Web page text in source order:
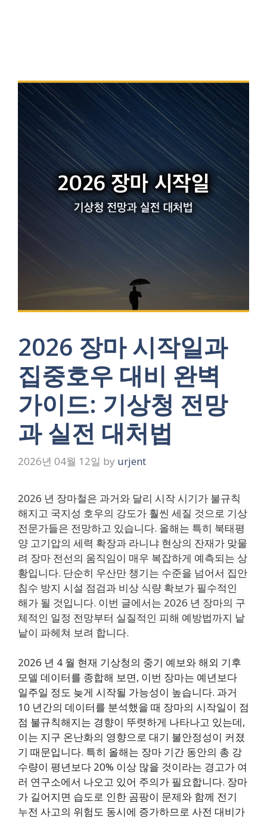
2026 장마 시작일과
집중호우 대비 완벽
가이드: 기상청 전망
과 실전 대처법
2026년 04월 12일 by urjent
2026 년 장마철은 과거와 달리 시작 시기가 불규칙
해지고 국지성 호우의 강도가 훨씬 세질 것으로 기상
전문가들은 전망하고 있습니다. 올해는 특히 북태평
양 고기압의 세력 확장과 라니냐 현상의 잔재가 맞물
려 장마 전선의 움직임이 매우 복잡하게 예측되는 상
황입니다. 단순히 우산만 챙기는 수준을 넘어서 집안
침수 방지 시설 점검과 비상 식량 확보가 필수적인
해가 될 것입니다. 이번 글에서는 2026 년 장마의 구
체적인 일정 전망부터 실질적인 피해 예방법까지 낱
낱이 파헤쳐 보려 합니다.
2026 년 4 월 현재 기상청의 중기 예보와 해외 기후
모델 데이터를 종합해 보면, 이번 장마는 예년보다
일주일 정도 늦게 시작될 가능성이 높습니다. 과거
10 년간의 데이터를 분석했을 때 장마의 시작일이 점
점 불규칙해지는 경향이 뚜렷하게 나타나고 있는데,
이는 지구 온난화의 영향으로 대기 불안정성이 커졌
기 때문입니다. 특히 올해는 장마 기간 동안의 총 강
수량이 평년보다 20% 이상 많을 것이라는 경고가 여
러 연구소에서 나오고 있어 주의가 필요합니다. 장마
가 길어지면 습도로 인한 곰팡이 문제와 함께 전기
누전 사고의 위험도 동시에 증가하므로 사전 대비가